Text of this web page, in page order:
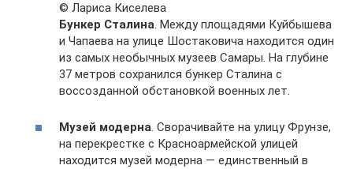
© Лариса Киселева
Бункер Сталина. Между площадями Куйбышева
и Чапаева на улице Шостаковича находится один
из самых необычных музеев Самары. На глубине
37 метров сохранился бункер Сталина с
воссозданной обстановкой военных лет.
Музей модерна. Сворачивайте на улицу Фрунзе,
на перекрестке с Красноармейской улицей
находится музей модерна — единственный в